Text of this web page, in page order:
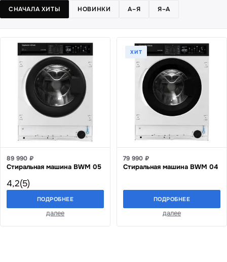
СНАЧАЛА ХИТЫ НОВИНКИ А–Я Я–А
89 990 ₽
Стиральная машина BWM 05
4,2(5)
ПОДРОБНЕЕ
далее
ХИТ
79 990 ₽
Стиральная машина BWM 04
ПОДРОБНЕЕ
далее